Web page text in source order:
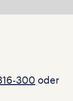
300 oder